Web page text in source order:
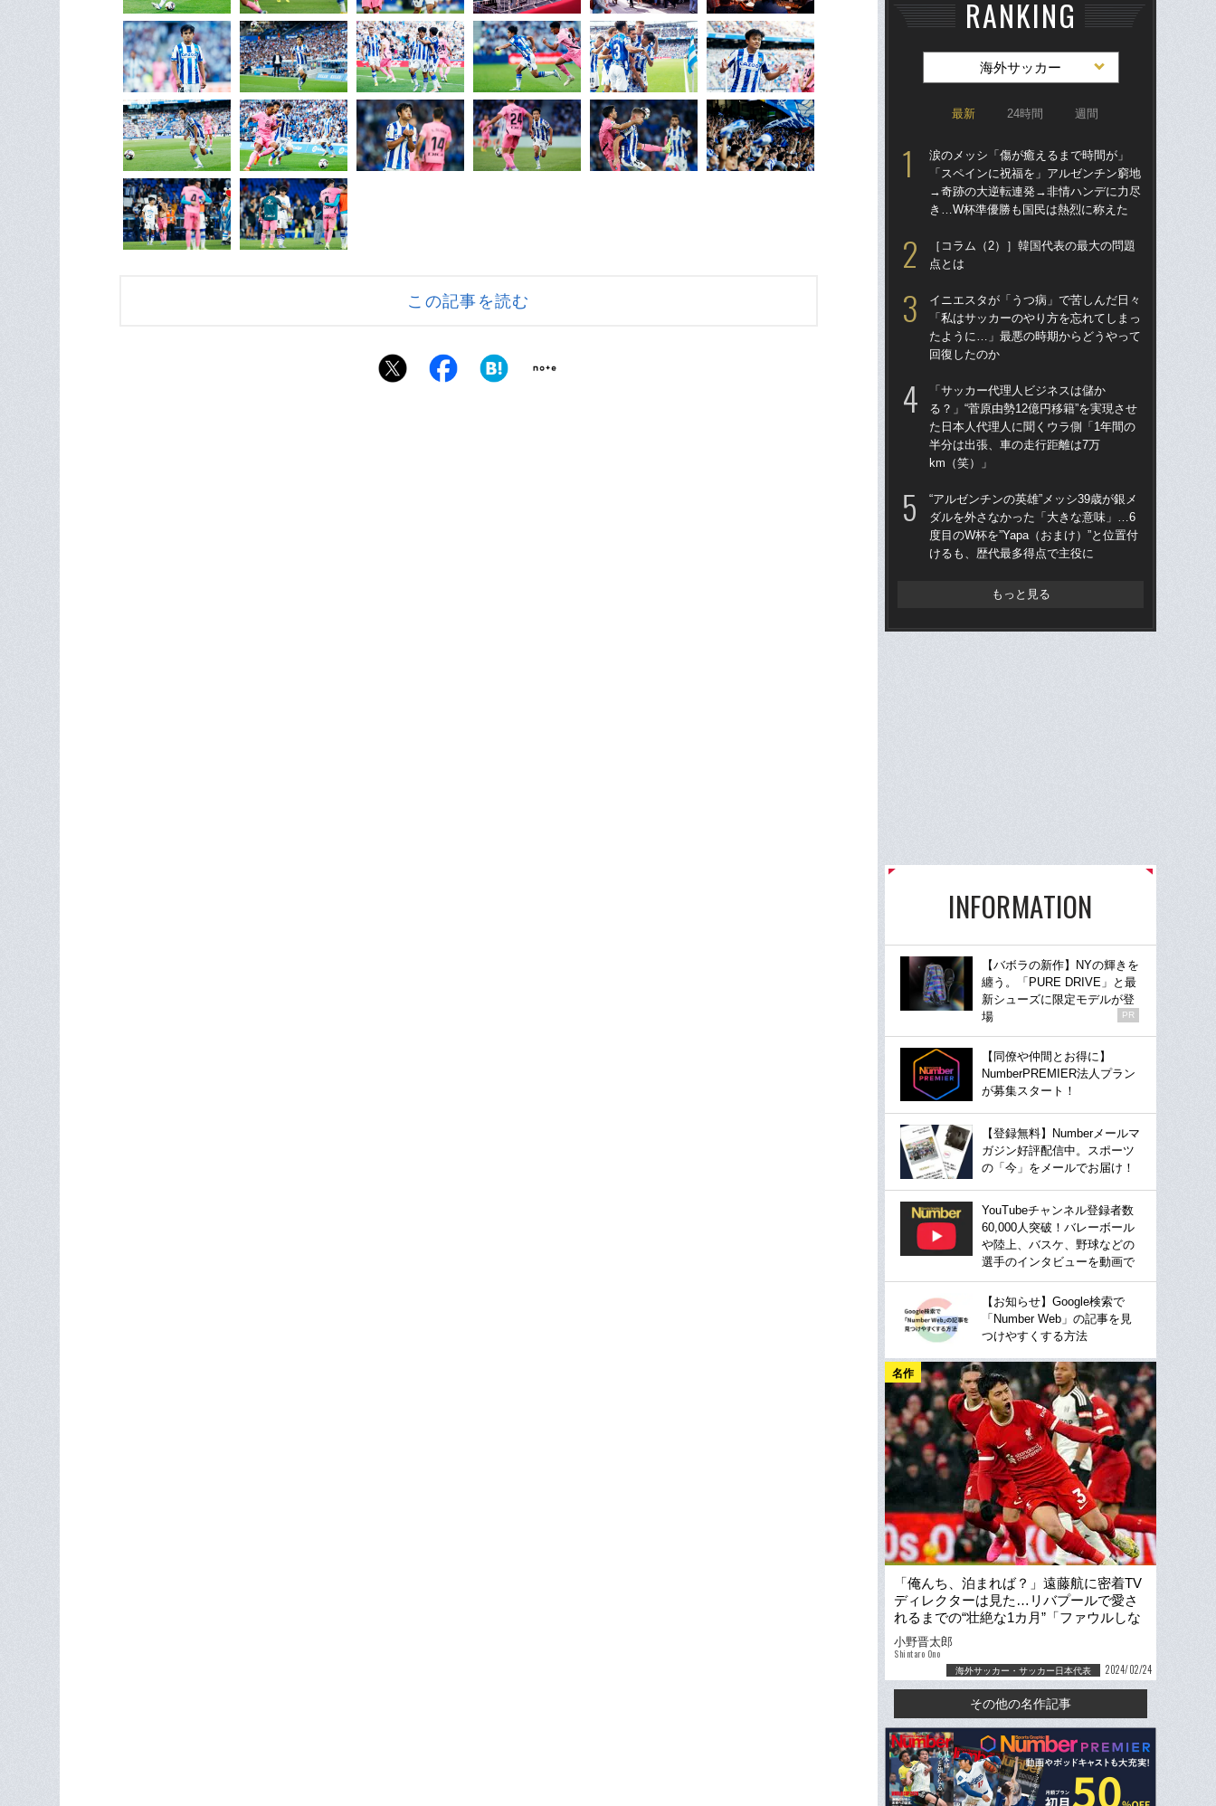
この記事を読む
RANKING
海外サッカー
最新 24時間 週間
涙のメッシ「傷が癒えるまで時間が」
「スペインに祝福を」アルゼンチン窮地
→奇跡の大逆転連発→非情ハンデに力尽
き…W杯準優勝も国民は熱烈に称えた
［コラム（2）］韓国代表の最大の問題
点とは
イニエスタが「うつ病」で苦しんだ日々
「私はサッカーのやり方を忘れてしまっ
たように…」最悪の時期からどうやって
回復したのか
「サッカー代理人ビジネスは儲か
る？」“菅原由勢12億円移籍”を実現させ
た日本人代理人に聞くウラ側「1年間の
半分は出張、車の走行距離は7万
km（笑）」
“アルゼンチンの英雄”メッシ39歳が銀メ
ダルを外さなかった「大きな意味」…6
度目のW杯を”Yapa（おまけ）”と位置付
けるも、歴代最多得点で主役に
もっと見る
INFORMATION
【バボラの新作】NYの輝きを
纏う。「PURE DRIVE」と最
新シューズに限定モデルが登
場
PR
【同僚や仲間とお得に】
NumberPREMIER法人プラン
が募集スタート！
【登録無料】Numberメールマ
ガジン好評配信中。スポーツ
の「今」をメールでお届け！
YouTubeチャンネル登録者数
60,000人突破！バレーボール
や陸上、バスケ、野球などの
選手のインタビューを動画で
【お知らせ】Google検索で
「Number Web」の記事を見
つけやすくする方法
名作
「俺んち、泊まれば？」遠藤航に密着TV
ディレクターは見た…リバプールで愛さ
れるまでの“壮絶な1カ月”「ファウルしな
いとかあり得ない」
小野晋太郎
Shintaro Ono
海外サッカー・サッカー日本代表 2024/02/24
その他の名作記事